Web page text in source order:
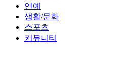
연예
생활/문화
스포츠
커뮤니티